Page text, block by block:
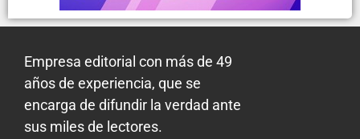
Empresa editorial con más de 49
años de experiencia, que se
encarga de difundir la verdad ante
sus miles de lectores.